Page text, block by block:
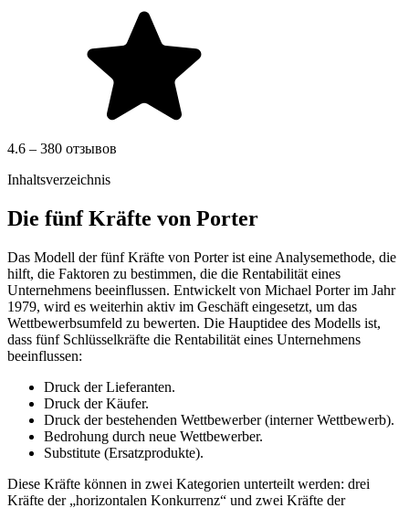
4.6 – 380 отзывов
Inhaltsverzeichnis
Die fünf Kräfte von Porter
Das Modell der fünf Kräfte von Porter ist eine Analysemethode, die
hilft, die Faktoren zu bestimmen, die die Rentabilität eines
Unternehmens beeinflussen. Entwickelt von Michael Porter im Jahr
1979, wird es weiterhin aktiv im Geschäft eingesetzt, um das
Wettbewerbsumfeld zu bewerten. Die Hauptidee des Modells ist,
dass fünf Schlüsselkräfte die Rentabilität eines Unternehmens
beeinflussen:
Druck der Lieferanten.
Druck der Käufer.
Druck der bestehenden Wettbewerber (interner Wettbewerb).
Bedrohung durch neue Wettbewerber.
Substitute (Ersatzprodukte).
Diese Kräfte können in zwei Kategorien unterteilt werden: drei
Kräfte der „horizontalen Konkurrenz“ und zwei Kräfte der